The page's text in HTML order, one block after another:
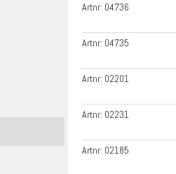
Artnr: 04736
Artnr: 04735
Artnr: 02201
Artnr: 02231
Artnr: 02185